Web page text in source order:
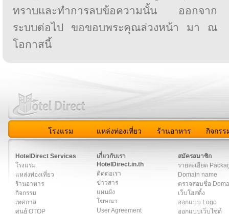
ทราบและทำการลบข้อความนั้น ออกจาก
ระบบต่อไป ขอขอบพระคุณล่วงหน้า มา ณ
โอกาสนี้
โรงแรม แหล่งท่องเที่ยว ร้านอาหาร กิจกรร
HotelDirect Services
โรงแรม
แหล่งท่องเที่ยว
ร้านอาหาร
กิจกรรม
เทศกาล
ศูนย์ OTOP
เกี่ยวกับเรา
HotelDirect.in.th
ติดต่อเรา
ข่าวสาร
แผนผัง
โฆษณา
User Agreement
สมัครสมาชิก
รายละเอียด
Domain name
ตรวจสอบชื่อ
เว็บโฮสติ้ง
ออกแบบ Logo
ออกแบบเว็บไซต์